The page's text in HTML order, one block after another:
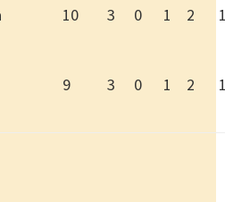
10 3 0 1 2
9 3 0 1 2